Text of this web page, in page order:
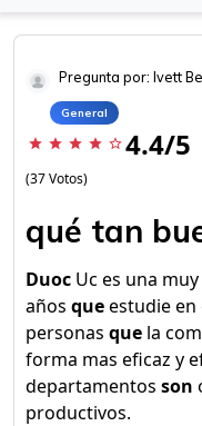
Pregunta por: Ivett
General
star star star star star_border 4.4/5
(37 Votos)
qué tan
Duoc Uc es una muy
años queestudie en
personas que la
forma mas eficaz y
departamentos son
productivos.